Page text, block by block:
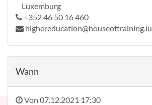
Luxemburg
+352 46 50 16 460
highereducation@houseoftraining.lu
Wann
Von 07.12.2021 17:30